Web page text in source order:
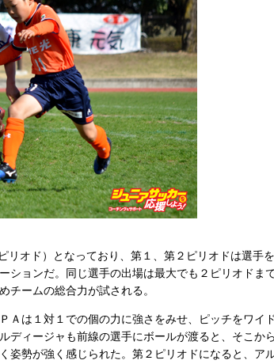
オド）となっており、第１、第２ピリオドは選手
ションだ。同じ選手の出場は最大でも２ピリオドま
チームの総合力が試される。
は１対１での個の力に強さをみせ、ピッチをワイ
ディージャも前線の選手にボールが渡ると、そこか
姿勢が強く感じられた。第２ピリオドになると、ア